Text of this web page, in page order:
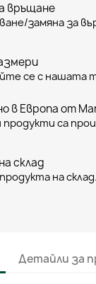
връщане
замяна за
се с нашата
в Европа от
продукти са
склад
на
Детайли за